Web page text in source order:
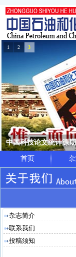
中国科技论文统计源
1 2 3
首页
杂志简介
联系我们
投稿须知